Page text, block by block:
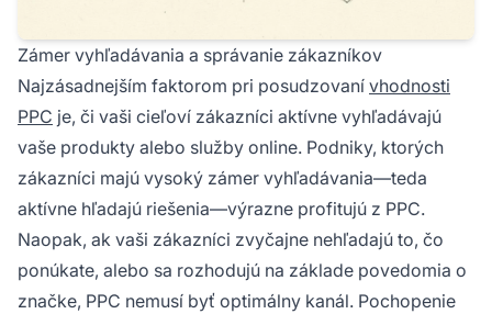
Zámer vyhľadávania a správanie zákazníkov
Najzásadnejším faktorom pri posudzovaní vhodnosti
PPC je, či vaši cieľoví zákazníci aktívne vyhľadávajú
vaše produkty alebo služby online. Podniky, ktorých
zákazníci majú vysoký zámer vyhľadávania—teda
aktívne hľadajú riešenia—výrazne profitujú z PPC.
Naopak, ak vaši zákazníci zvyčajne nehľadajú to, čo
ponúkate, alebo sa rozhodujú na základe povedomia o
značke, PPC nemusí byť optimálny kanál. Pochopenie